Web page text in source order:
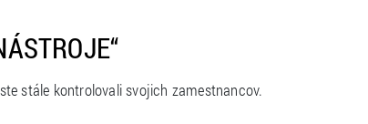
stále kontrolovali svojich zamestnancov.